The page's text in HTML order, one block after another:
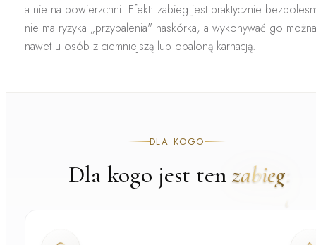
a nie na powierzchni. Efekt: zabieg jest praktycznie
nie ma ryzyka „przypalenia" naskórka, a wykonywać go można
nawet u osób z ciemniejszą lub opaloną karnacją.
DLA KOGO
Dla kogo jest ten zabieg